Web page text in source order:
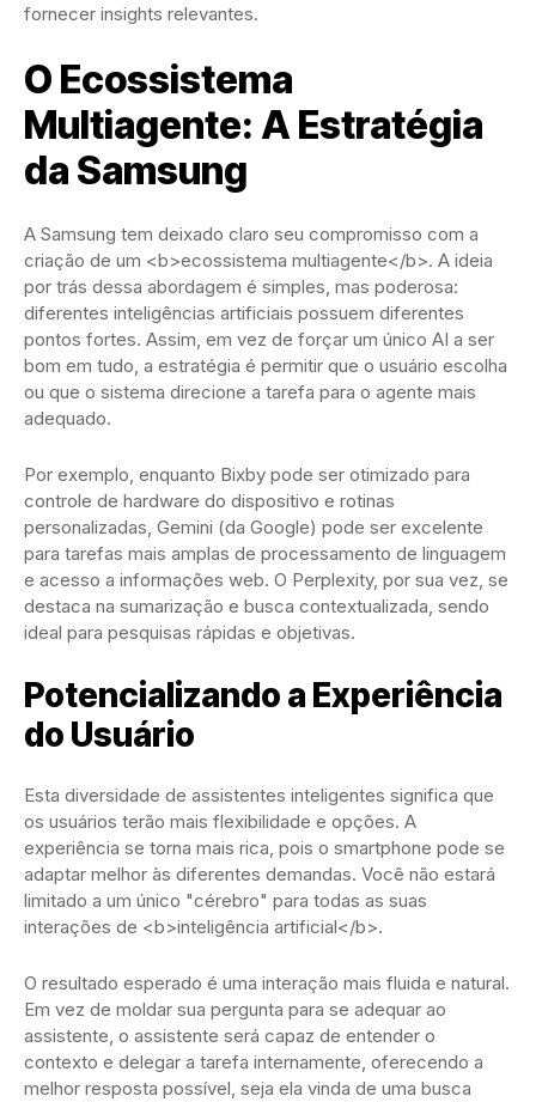
fornecer insights relevantes.
O Ecossistema
Multiagente: A Estratégia
da Samsung
A Samsung tem deixado claro seu compromisso com a
criação de um <b>ecossistema multiagente</b>. A ideia
por trás dessa abordagem é simples, mas poderosa:
diferentes inteligências artificiais possuem diferentes
pontos fortes. Assim, em vez de forçar um único AI a ser
bom em tudo, a estratégia é permitir que o usuário escolha
ou que o sistema direcione a tarefa para o agente mais
adequado.
Por exemplo, enquanto Bixby pode ser otimizado para
controle de hardware do dispositivo e rotinas
personalizadas, Gemini (da Google) pode ser excelente
para tarefas mais amplas de processamento de linguagem
e acesso a informações web. O Perplexity, por sua vez, se
destaca na sumarização e busca contextualizada, sendo
ideal para pesquisas rápidas e objetivas.
Potencializando a Experiência
do Usuário
Esta diversidade de assistentes inteligentes significa que
os usuários terão mais flexibilidade e opções. A
experiência se torna mais rica, pois o smartphone pode se
adaptar melhor às diferentes demandas. Você não estará
limitado a um único "cérebro" para todas as suas
interações de <b>inteligência artificial</b>.
O resultado esperado é uma interação mais fluida e natural.
Em vez de moldar sua pergunta para se adequar ao
assistente, o assistente será capaz de entender o
contexto e delegar a tarefa internamente, oferecendo a
melhor resposta possível, seja ela vinda de uma busca